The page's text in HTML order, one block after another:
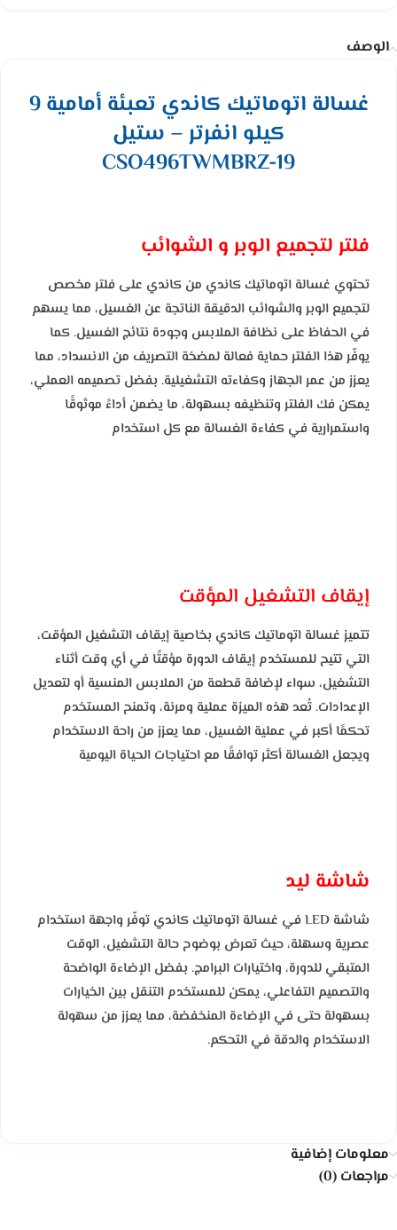
الوصف
غسالة اتوماتيك كاندي تعبئة أمامية 9
كيلو انفرتر – ستيل
CSO496TWMBRZ-19
فلتر لتجميع الوبر و الشوائب
تحتوي غسالة اتوماتيك كاندي من كاندي على فلتر مخصص
لتجميع الوبر والشوائب الدقيقة الناتجة عن الغسيل، مما يسهم
في الحفاظ على نظافة الملابس وجودة نتائج الغسيل. كما
يوفّر هذا الفلتر حماية فعالة لمضخة التصريف من الانسداد، مما
يعزز من عمر الجهاز وكفاءته التشغيلية. بفضل تصميمه العملي،
يمكن فك الفلتر وتنظيفه بسهولة، ما يضمن أداءً موثوقًا
واستمرارية في كفاءة الغسالة مع كل استخدام
إيقاف التشغيل المؤقت
تتميز غسالة اتوماتيك كاندي بخاصية إيقاف التشغيل المؤقت،
التي تتيح للمستخدم إيقاف الدورة مؤقتًا في أي وقت أثناء
التشغيل، سواء لإضافة قطعة من الملابس المنسية أو لتعديل
الإعدادات. تُعد هذه الميزة عملية ومرنة، وتمنح المستخدم
تحكمًا أكبر في عملية الغسيل، مما يعزز من راحة الاستخدام
ويجعل الغسالة أكثر توافقًا مع احتياجات الحياة اليومية
شاشة ليد
شاشة LED في غسالة اتوماتيك كاندي توفّر واجهة استخدام
عصرية وسهلة، حيث تعرض بوضوح حالة التشغيل، الوقت
المتبقي للدورة، واختيارات البرامج. بفضل الإضاءة الواضحة
والتصميم التفاعلي، يمكن للمستخدم التنقل بين الخيارات
بسهولة حتى في الإضاءة المنخفضة، مما يعزز من سهولة
الاستخدام والدقة في التحكم.
معلومات إضافية
مراجعات (0)